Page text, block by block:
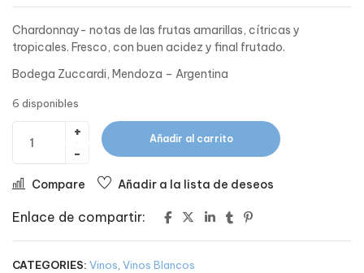
Chardonnay- notas de las frutas amarillas, cítricas y
tropicales. Fresco, con buen acidez y final frutado.
Bodega Zuccardi, Mendoza – Argentina
6 disponibles
Añadir al carrito
Compare Añadir a la lista de deseos
Enlace de compartir:
CATEGORIES: Vinos, Vinos Blancos